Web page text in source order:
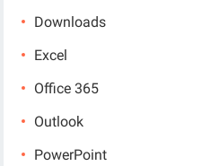
Downloads
Excel
Office 365
Outlook
PowerPoint